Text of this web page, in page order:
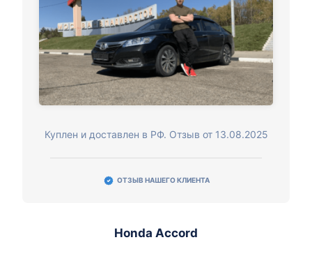
Куплен и доставлен в РФ. Отзыв от 13.08.2025
ОТЗЫВ НАШЕГО КЛИЕНТА
Honda Accord